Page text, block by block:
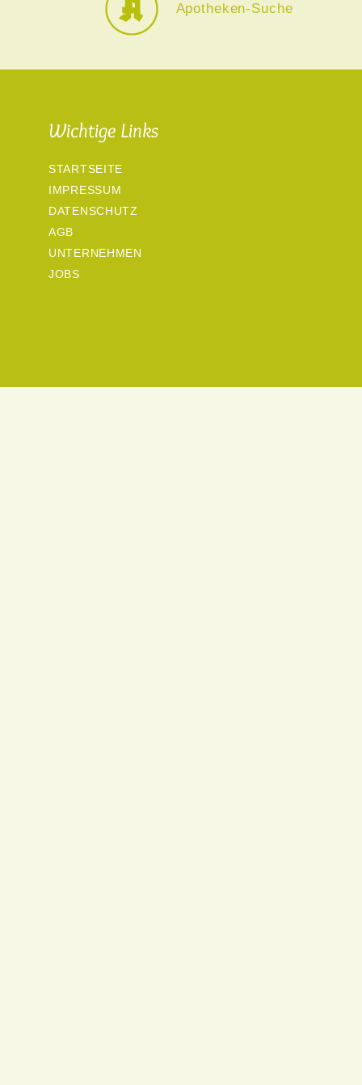
Apotheken-Suche
Wichtige Links
STARTSEITE
IMPRESSUM
DATENSCHUTZ
AGB
UNTERNEHMEN
JOBS